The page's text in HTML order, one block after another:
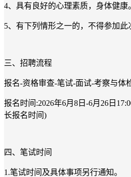
4、具有良好的心理素质，身体健康
5、有下列情形之一的，不得参加此
三、招聘流程
报名-资格审查-笔试-面试-考察与体
报名时间:2026年6月8日-6月26日
长报名时间)
四、笔试时间
1.笔试时间及具体事项另行通知。